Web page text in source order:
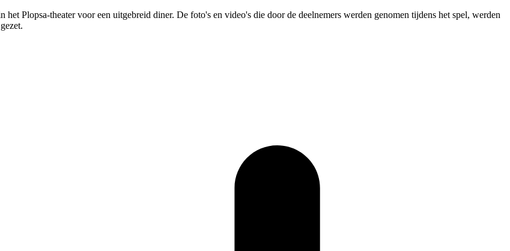
Plopsa-theater voor een uitgebreid diner. De foto's en video's die door de deelnemers werden genomen tijdens het spel, werden